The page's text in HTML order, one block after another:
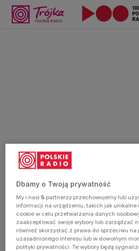
Dbamy o Twoją prywatność
My i nasi5 partnerzy przechowujemy lub
informacji na urządzeniu, takich jak unikalne
cookie w celu przetwarzania danych
zaakceptować swoje wybory lub zarządzać
również skorzystać z prawa do sprzeciwu na
uzasadnionego interesu lub w dowolnym
polityki prywatności. Te wybory będą